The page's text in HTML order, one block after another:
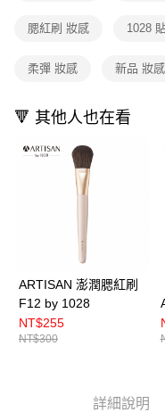
請求用戶進行身份認證。
恩沛科技股份有限公司將有
腮紅刷 妝感 1028
柔彈 妝感 新品 妝感
🔻 其他人也在看
ARTISAN 澎潤腮紅刷
F12 by 1028
NT$255
NT$300
詳細說明